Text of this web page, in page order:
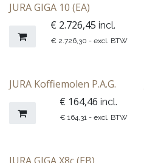
​​​​​​​​​​​​​JURA GIGA 10 (EA)
€ 2.726,45 incl.
€ 2.726,30 - excl. BTW
JURA Koffiemolen P.A.G.
€ 164,46 incl.
€ 164,31 - excl. BTW